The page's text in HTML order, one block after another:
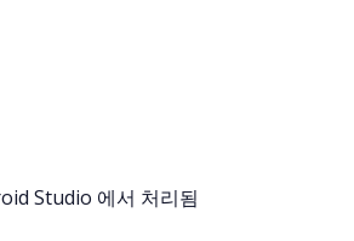
Studio 에서 처리됨